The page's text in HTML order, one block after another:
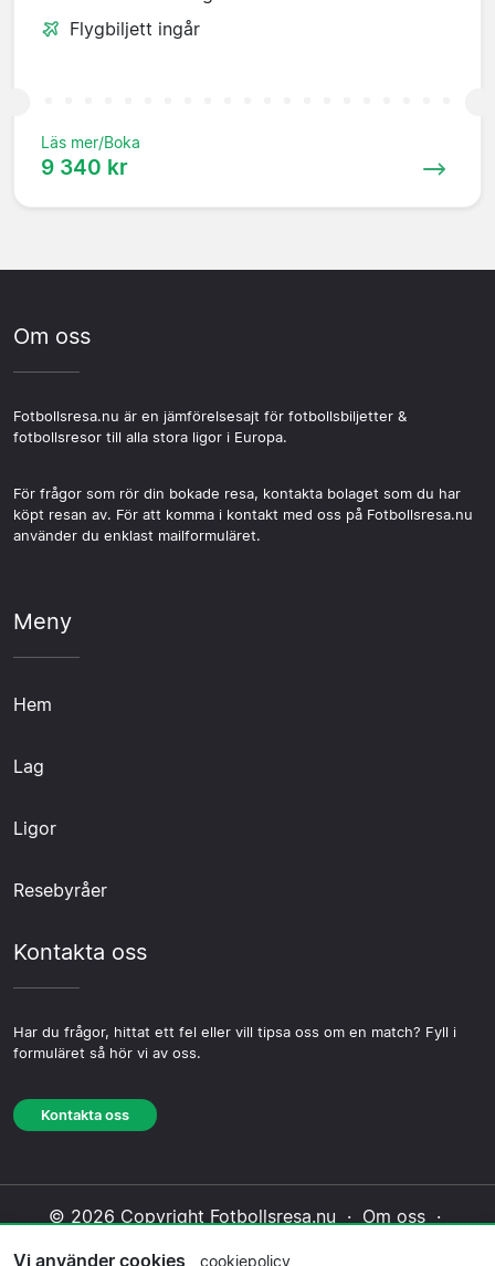
Flygbiljett ingår
Läs mer/Boka
9 340 kr
Om oss
Fotbollsresa.nu är en jämförelsesajt för fotbollsbiljetter &
fotbollsresor till alla stora ligor i Europa.
För frågor som rör din bokade resa, kontakta bolaget som du har
köpt resan av. För att komma i kontakt med oss på Fotbollsresa.nu
använder du enklast mailformuläret.
Meny
Hem
Lag
Ligor
Resebyråer
Kontakta oss
Har du frågor, hittat ett fel eller vill tipsa oss om en match? Fyll i
formuläret så hör vi av oss.
Kontakta oss
© 2026 Copyright Fotbollsresa.nu · Om oss ·
Vi använder cookies cookiepolicy